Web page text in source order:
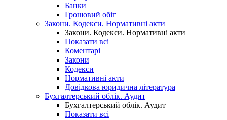
Банки
Грошовий обіг
Закони. Кодекси. Нормативні акти
Закони. Кодекси. Нормативні акти
Показати всі
Коментарі
Закони
Кодекси
Нормативні акти
Довідкова юридична література
Бухгалтерський облік. Аудит
Бухгалтерський облік. Аудит
Показати всі